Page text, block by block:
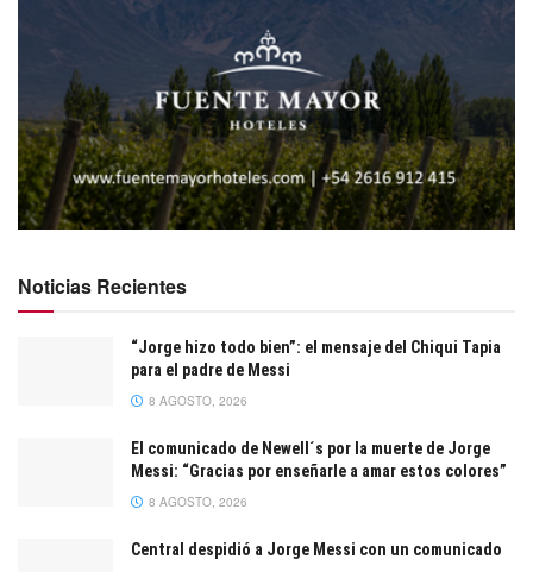
Noticias Recientes
“Jorge hizo todo bien”: el mensaje del Chiqui Tapia
para el padre de Messi
8 AGOSTO, 2026
El comunicado de Newell´s por la muerte de Jorge
Messi: “Gracias por enseñarle a amar estos colores”
8 AGOSTO, 2026
Central despidió a Jorge Messi con un comunicado